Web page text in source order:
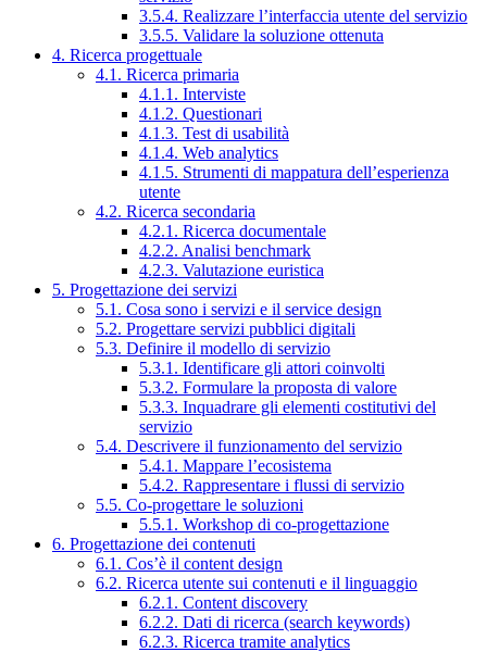
3.5.4. Realizzare l’interfaccia utente del servizio
3.5.5. Validare la soluzione ottenuta
4. Ricerca progettuale
4.1. Ricerca primaria
4.1.1. Interviste
4.1.2. Questionari
4.1.3. Test di usabilità
4.1.4. Web analytics
4.1.5. Strumenti di mappatura dell’esperienza
utente
4.2. Ricerca secondaria
4.2.1. Ricerca documentale
4.2.2. Analisi benchmark
4.2.3. Valutazione euristica
5. Progettazione dei servizi
5.1. Cosa sono i servizi e il service design
5.2. Progettare servizi pubblici digitali
5.3. Definire il modello di servizio
5.3.1. Identificare gli attori coinvolti
5.3.2. Formulare la proposta di valore
5.3.3. Inquadrare gli elementi costitutivi del
servizio
5.4. Descrivere il funzionamento del servizio
5.4.1. Mappare l’ecosistema
5.4.2. Rappresentare i flussi di servizio
5.5. Co-progettare le soluzioni
5.5.1. Workshop di co-progettazione
6. Progettazione dei contenuti
6.1. Cos’è il content design
6.2. Ricerca utente sui contenuti e il linguaggio
6.2.1. Content discovery
6.2.2. Dati di ricerca (search keywords)
6.2.3. Ricerca tramite analytics